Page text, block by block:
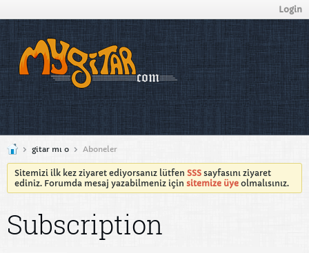
Login
gitar mı o Aboneler
Sitemizi ilk kez ziyaret ediyorsanız lütfen SSS sayfasını ziyaret
ediniz. Forumda mesaj yazabilmeniz için sitemize üye olmalısınız.
Subscription